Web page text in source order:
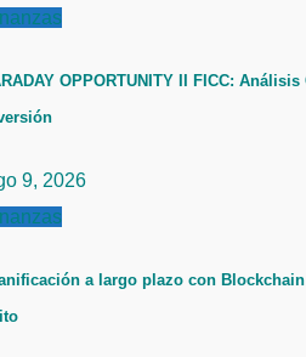
OPPORTUNITY II FICC:
9, 2026
a largo plazo con